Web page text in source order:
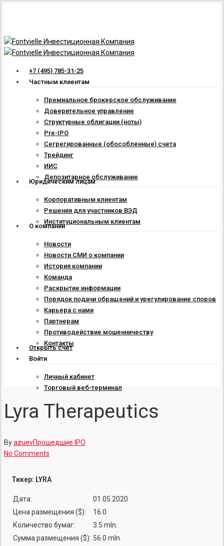
content
Menu
+7 (495) 785-31-25
Частным клиентам
Премиальное брокерское обслуживание
Доверительное управление
Структурные облигации (ноты)
Pre-IPO
Сегрегированные (обособленные) счета
Трейдинг
ИИС
Депозитарное обслуживание
Юридическим лицам
Корпоративным клиентам
Решения для участников ВЭД
Институциональным клиентам
О компании
Новости
Новости СМИ о компании
История компании
Команда
Раскрытие информации
Порядок подачи обращений и урегулирование споров
Карьера с нами
Партнерам
Противодействие мошенничеству
Контакты
Открыть счет
Войти
Личный кабинет
Торговый веб-терминал
Lyra Therapeutics
ByazuevПрошедшие IPO
No Comments
Тикер: LYRA
Дата:
01.05.2020
Цена размещения ($):
16.0
Количество бумаг:
3.5 mln.
Сумма размещения ($): 56.0 mln.